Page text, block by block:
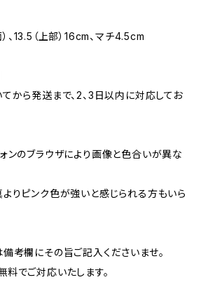
、13.5（上部）16cm、マチ4.5cm
てから発送まで、2、3日以内に対応してお
ォンのブラウザにより画像と色合いが異な
りピンク色が強いと感じられる方もいら
備考欄にその旨ご記入くださいませ。
料でご対応いたします。